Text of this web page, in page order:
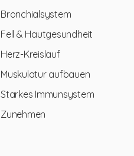
Bronchialsystem
Fell & Hautgesundheit
Herz-Kreislauf
Muskulatur aufbauen
Starkes Immunsystem
Zunehmen